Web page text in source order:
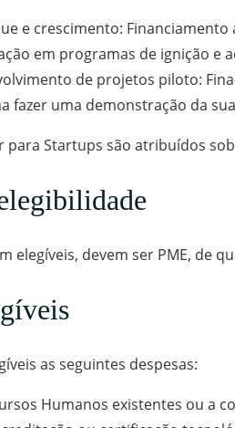
e crescimento:
em programas de ignição e
de projetos piloto:
fazer uma demonstração da
para Startups são atribuídos
elegíveis, devem ser PME, de
as seguintes despesas:
Humanos existentes ou a